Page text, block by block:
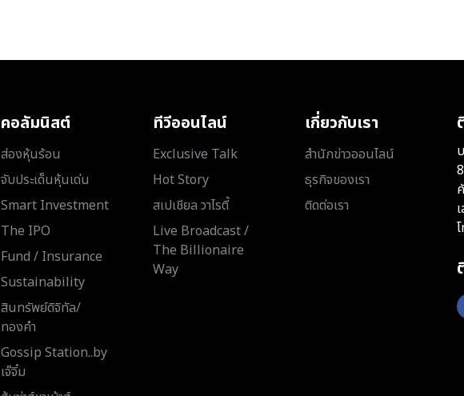
คอลัมนิสต์
ส่องหุ้นร้อน
จับประเด็นหุ้นเด่น
Smart Investment
The IPO
Fund / Insurance
Sustainability
สินทรัพย์ดิจิทัล/
ทองคำ
Gossip Station..by
เจ๊จิ๋ม
ทีวีออนไลน์
Exclusive Talk
Hot Story
สเปเชียล วาไรตี้
Live Broadcast /
The Billionaire
Way
เกี่ยวกับเรา
สำนักข่าวออนไลน์
ธุรกิจของเรา
ติดต่อเรา